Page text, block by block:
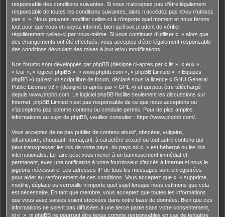
responsable des conditions suivantes. Si vous n’acceptez pas d’être légalement
responsable de toutes les conditions suivantes, alors n’accédez pas et/ou n’utilisez
pas « ». Nous pouvons modifier celles-ci à n’importe quel moment et nous ferons
tout pour que vous en soyez informé, bien qu’il soit prudent de vérifier
régulièrement celles-ci par vous-même. Si vous continuez d’utiliser « » alors que
des changements ont été effectués, vous acceptez d’être légalement responsable
des conditions découlant des mises à jour et/ou modifications.
Nos forums sont développés par phpBB (désigné ci-après par « ils », « eux »,
« leur », « logiciel phpBB », « www.phpbb.com », « phpBB Limited », « Équipes
phpBB ») qui est un script libre de forum, déclaré sous la licence « GNU General
Public License v2 » (désigné ci-après par « GPL ») et qui peut être téléchargé
depuis www.phpbb.com . Le logiciel phpBB facilite seulement les discussions sur
Internet. phpBB Limited n’est pas responsable de ce que nous acceptons ou
n’acceptons pas comme contenu ou conduite permis. Pour de plus amples
informations au sujet de phpBB, veuillez consulter : https://www.phpbb.com/
Vous acceptez de ne pas publier de contenu abusif, obscène, vulgaire,
diffamatoire, choquant, menaçant, à caractère sexuel ou tout autre contenu qui
peut transgresser les lois de votre pays, du pays où « » est hébergé ou les lois
internationales. Le faire peut vous mener à un bannissement immédiat et
permanent, avec une notification à votre fournisseur d’accès à Internet si nous le
jugeons nécessaire. Les adresses IP de tous les messages sont enregistrées
pour aider au renforcement de ces conditions. Vous acceptez que « » supprime,
modifie, déplace ou verrouille n’importe quel sujet lorsque nous estimons que cela
est nécessaire. En tant que membre, vous acceptez que toutes les informations
que vous avez saisies soient stockées dans notre base de données. Bien que ces
informations ne soient pas diffusées à une tierce partie sans votre consentement,
ni « », ni phpBB ne pourront être tenus comme responsables en cas de tentative